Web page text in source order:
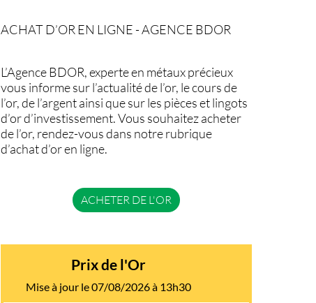
ACHAT D’OR EN LIGNE - AGENCE BDOR
L’Agence BDOR, experte en métaux précieux
vous informe sur l’actualité de l’or, le cours de
l’or, de l’argent ainsi que sur les pièces et lingots
d’or d’investissement. Vous souhaitez acheter
de l’or, rendez-vous dans notre rubrique
d’achat d’or en ligne.
ACHETER DE L'OR
Prix de l'Or
Mise à jour le 07/08/2026 à 13h30